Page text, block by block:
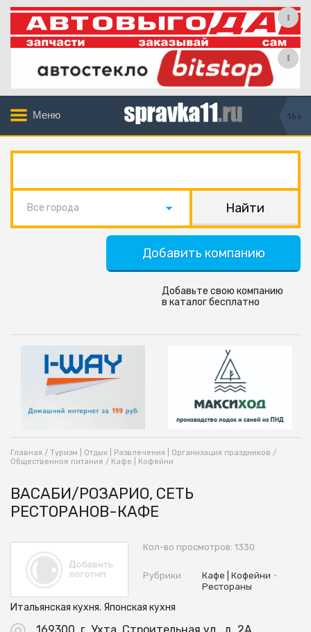
Меню 16+
Все города
Добавить компанию
Добавьте свою компанию
в каталог бесплатно
Главная / Туризм | Отдых | Развлечения | Организация праздников /
Общественное питание / Кафе | Кофейни
ВАСАБИ/РОЗАРИО, СЕТЬ
РЕСТОРАНОВ-КАФЕ
Кол-во просмотров: 1330
Рубрики Кафе | Кофейни •
Рестораны
Итальянская кухня. Японская кухня
169300, г. Ухта, Строительная ул., д. 2А